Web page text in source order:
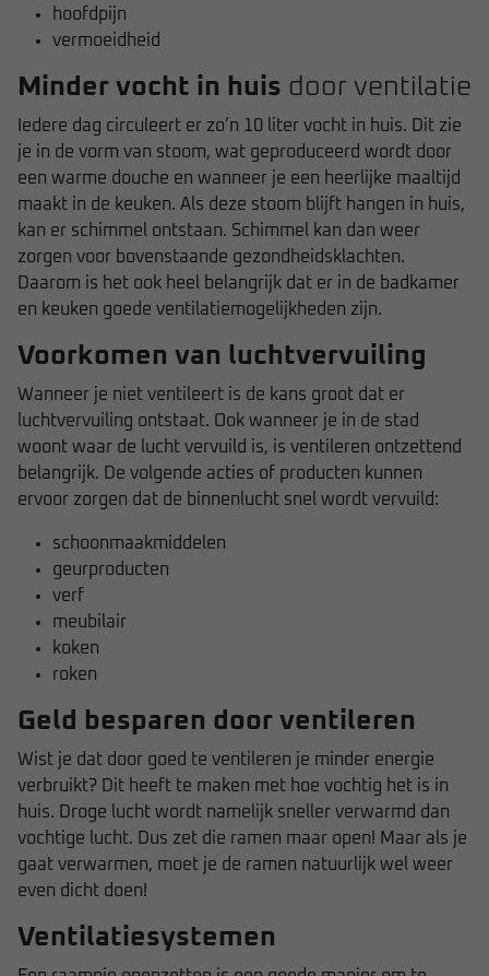
hoofdpijn
vermoeidheid
Minder vocht in huis door ventilatie
Iedere dag circuleert er zo’n 10 liter vocht in huis. Dit zie
je in de vorm van stoom, wat geproduceerd wordt door
een warme douche en wanneer je een heerlijke maaltijd
maakt in de keuken. Als deze stoom blijft hangen in huis,
kan er schimmel ontstaan. Schimmel kan dan weer
zorgen voor bovenstaande gezondheidsklachten.
Daarom is het ook heel belangrijk dat er in de badkamer
en keuken goede ventilatiemogelijkheden zijn.
Voorkomen van luchtvervuiling
Wanneer je niet ventileert is de kans groot dat er
luchtvervuiling ontstaat. Ook wanneer je in de stad
woont waar de lucht vervuild is, is ventileren ontzettend
belangrijk. De volgende acties of producten kunnen
ervoor zorgen dat de binnenlucht snel wordt vervuild:
schoonmaakmiddelen
geurproducten
verf
meubilair
koken
roken
Geld besparen door ventileren
Wist je dat door goed te ventileren je minder energie
verbruikt? Dit heeft te maken met hoe vochtig het is in
huis. Droge lucht wordt namelijk sneller verwarmd dan
vochtige lucht. Dus zet die ramen maar open! Maar als je
gaat verwarmen, moet je de ramen natuurlijk wel weer
even dicht doen!
Ventilatiesystemen